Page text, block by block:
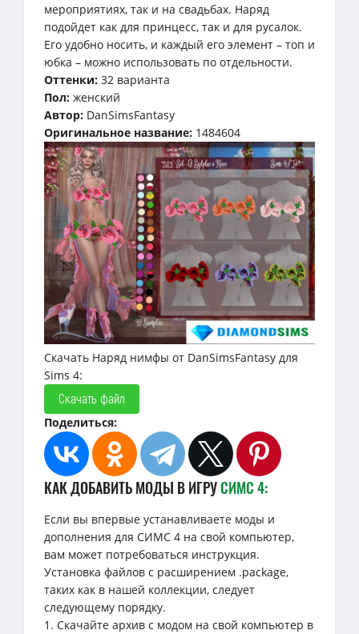
мероприятиях, так и на свадьбах. Наряд
подойдет как для принцесс, так и для русалок.
Его удобно носить, и каждый его элемент – топ и
юбка – можно использовать по отдельности.
Оттенки: 32 варианта
Пол: женский
Автор: DanSimsFantasy
Оригинальное название: 1484604
Скачать Наряд нимфы от DanSimsFantasy для
Sims 4:
Скачать файл
Поделиться:
КАК ДОБАВИТЬ МОДЫ В ИГРУСИМС 4:
Если вы впервые устанавливаете моды и
дополнения для СИМС 4 на свой компьютер,
вам может потребоваться инструкция.
Установка файлов с расширением .package,
таких как в нашей коллекции, следует
следующему порядку.
1. Скачайте архив с модом на свой компьютер в